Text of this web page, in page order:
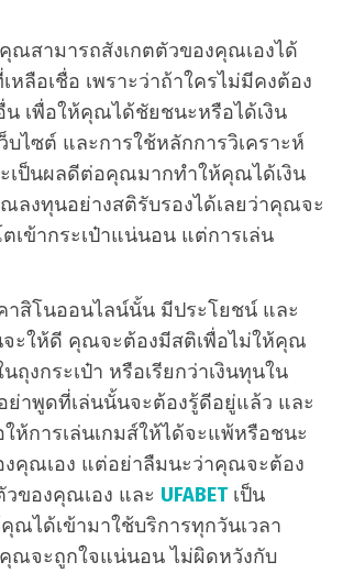
ณสามารถสังเกตตัวของคุณเองได้
หลือเชื่อ เพราะว่าถ้าใครไม่มีคงต้อง
น เพื่อให้คุณได้ชัยชนะหรือได้เงิน
บไซต์ และการใช้หลักการวิเคราะห์
เป็นผลดีต่อคุณมากทำให้คุณได้เงิน
ลงทุนอย่างสติรับรองได้เลยว่าคุณจะ
เข้ากระเป๋าแน่นอน แต่การเล่น
าสิโนออนไลน์นั้น มีประโยชน์ และ
ะให้ดี คุณจะต้องมีสติเพื่อไม่ให้คุณ
ถุงกระเป๋า หรือเรียกว่าเงินทุนใน
ย่าพูดที่เล่นนั้นจะต้องรู้ดีอยู่แล้ว และ
ห้การเล่นเกมส์ให้ได้จะแพ้หรือชนะ
คุณเอง แต่อย่าลืมนะว่าคุณจะต้อง
ของคุณเอง และ UFABETเป็น
ณได้เข้ามาใช้บริการทุกวันเวลา
คุณจะถูกใจแน่นอน ไม่ผิดหวังกับ